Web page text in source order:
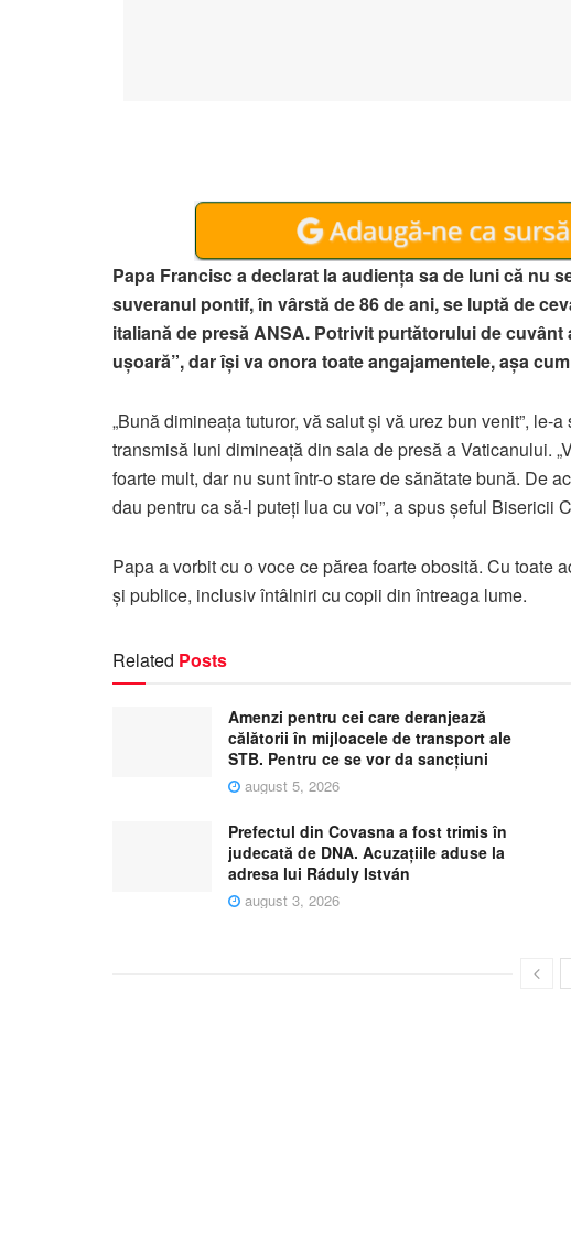
Papa Francisc a declarat la audienţa sa de luni că nu
suveranul pontif, în vârstă de 86 de ani, se luptă de
italiană de presă ANSA. Potrivit purtătorului de cuvânt
ușoară”, dar își va onora toate angajamentele, așa
„Bună dimineaţa tuturor, vă salut şi vă urez bun venit”,
transmisă luni dimineaţă din sala de presă a Vaticanului.
foarte mult, dar nu sunt într-o stare de sănătate bună. De
dau pentru ca să-l puteţi lua cu voi”, a spus şeful Bisericii
Papa a vorbit cu o voce ce părea foarte obosită. Cu toate
şi publice, inclusiv întâlniri cu copii din întreaga lume.
Related Posts
Amenzi pentru cei care deranjează
călătorii în mijloacele de transport ale
STB. Pentru ce se vor da sancțiuni
august 5, 2026
Prefectul din Covasna a fost trimis în
judecată de DNA. Acuzațiile aduse la
adresa lui Ráduly István
august 3, 2026